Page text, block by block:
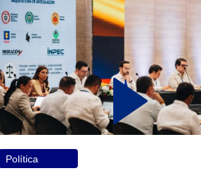
Política